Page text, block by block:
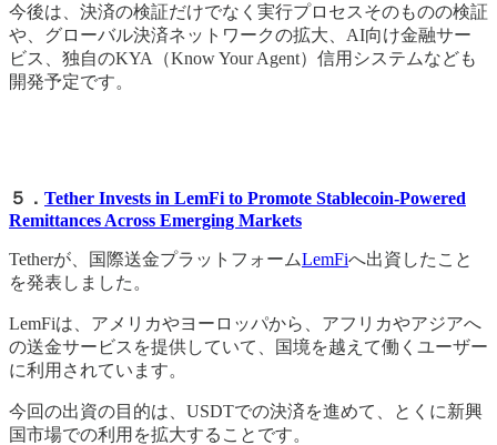
今後は、決済の検証だけでなく実行プロセスそのものの検証
や、グローバル決済ネットワークの拡大、AI向け金融サー
ビス、独自のKYA（Know Your Agent）信用システムなども
開発予定です。
５． Tether Invests in LemFi to Promote Stablecoin-Powered
Remittances Across Emerging Markets
Tetherが、国際送金プラットフォームLemFiへ出資したこと
を発表しました。
LemFiは、アメリカやヨーロッパから、アフリカやアジアへ
の送金サービスを提供していて、国境を越えて働くユーザー
に利用されています。
今回の出資の目的は、USDTでの決済を進めて、とくに新興
国市場での利用を拡大することです。